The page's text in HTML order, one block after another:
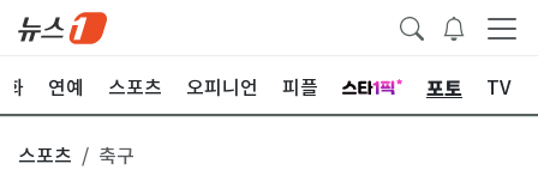
화 연예 스포츠 오피니언 피플 포토 TV
스포츠 축구